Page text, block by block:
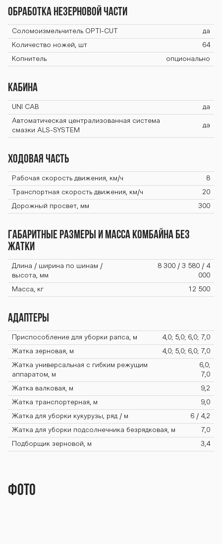
Обработка незерновой части
Соломоизмельчитель OPTI-CUT да
Количество ножей, шт 64
Копнитель опционально
Кабина
UNI CAB да
Автоматическая централизованная система
смазки ALS-SYSTEM
да
Ходовая часть
Рабочая скорость движения, км/ч 8
Транспортная скорость движения, км/ч 20
Дорожный просвет, мм 300
Габаритные размеры и масса комбайна без
жатки
Длина / ширина по шинам /
высота, мм
8 300 / 3 580 / 4
000
Масса, кг 12 500
Адаптеры
Приспособление для уборки рапса, м 4,0; 5,0; 6,0; 7,0
Жатка зерновая, м 4,0; 5,0; 6,0; 7,0
Жатка универсальная с гибким режущим
аппаратом, м
6,0;
7,0
Жатка валковая, м 9,2
Жатка транспортерная, м 9,0
Жатка для уборки кукурузы, ряд / м 6 / 4,2
Жатка для уборки подсолнечника безрядковая, м 7,0
Подборщик зерновой, м 3,4
Фото